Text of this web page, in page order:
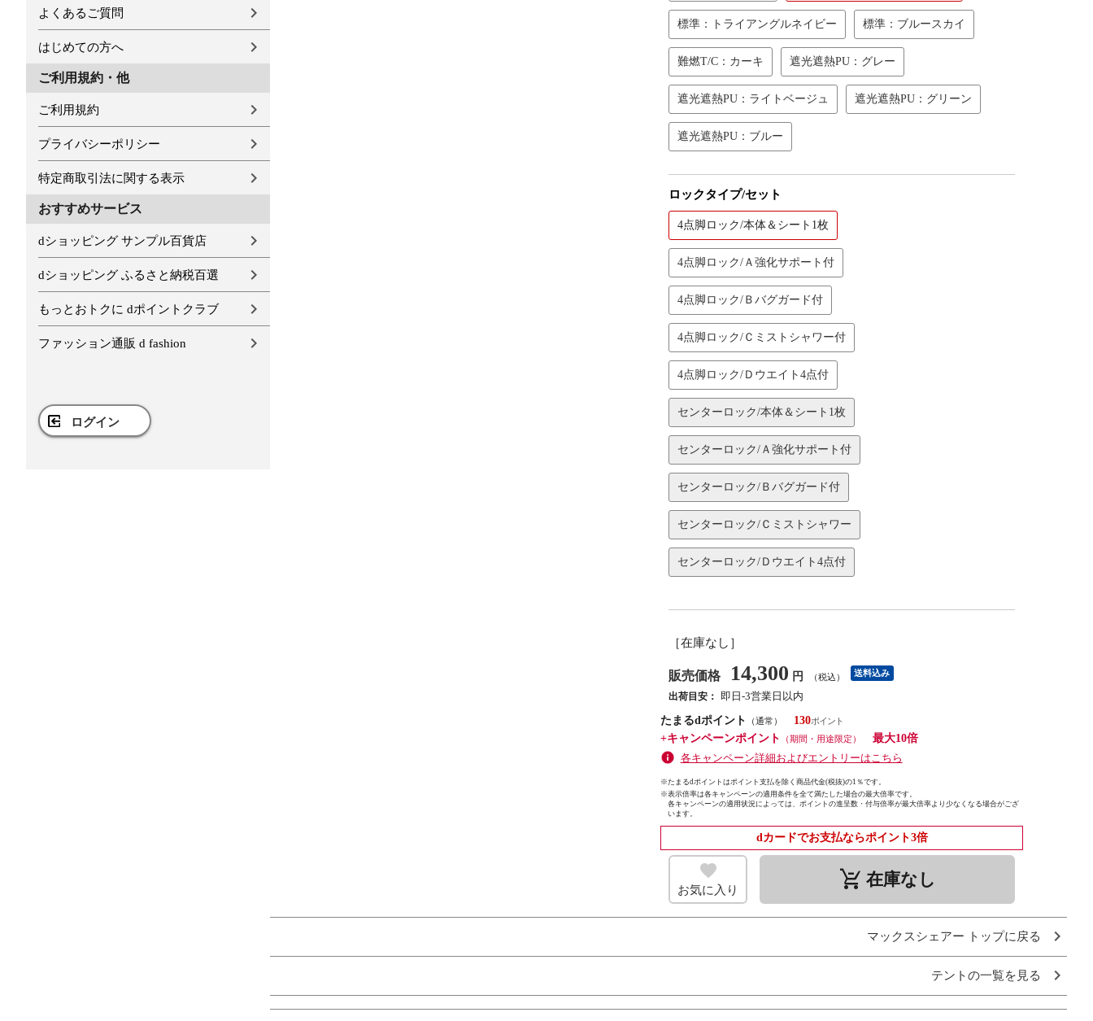
よくあるご質問
はじめての方へ
ご利用規約・他
ご利用規約
プライバシーポリシー
特定商取引法に関する表示
おすすめサービス
dショッピング サンプル百貨店
dショッピング ふるさと納税百選
もっとおトクに dポイントクラブ
ファッション通販 d fashion
ログイン
標準：トライアングルネイビー 標準：ブルースカイ
難燃T/C：カーキ 遮光遮熱PU：グレー
遮光遮熱PU：ライトベージュ 遮光遮熱PU：グリーン
遮光遮熱PU：ブルー
ロックタイプ/セット
4点脚ロック/本体＆シート1枚
4点脚ロック/Ａ強化サポート付
4点脚ロック/Ｂバグガード付
4点脚ロック/Ｃミストシャワー付
4点脚ロック/Ｄウエイト4点付
センターロック/本体＆シート1枚
センターロック/Ａ強化サポート付
センターロック/Ｂバグガード付
センターロック/Ｃミストシャワー
センターロック/Ｄウエイト4点付
［在庫なし］
販売価格 14,300 円 （税込） 送料込み
出荷目安：
即日-3営業日以内
たまるdポイント
（通常）
130
+キャンペーンポイント
（期間・用途限定）
最大10倍
各キャンペーン詳細およびエントリーはこちら
※たまるdポイントはポイント支払を除く商品代金(税抜)の1％です。
※表示倍率は各キャンペーンの適用条件を全て満たした場合の最大倍率です。
各キャンペーンの適用状況によっては、ポイントの進呈数・付与倍率が最大倍率より少なくなる場合がござ
います。
dカードでお支払ならポイント3倍
お気に入り remove_shopping_cart 在庫なし
マックスシェアー トップに戻る
テントの一覧を見る